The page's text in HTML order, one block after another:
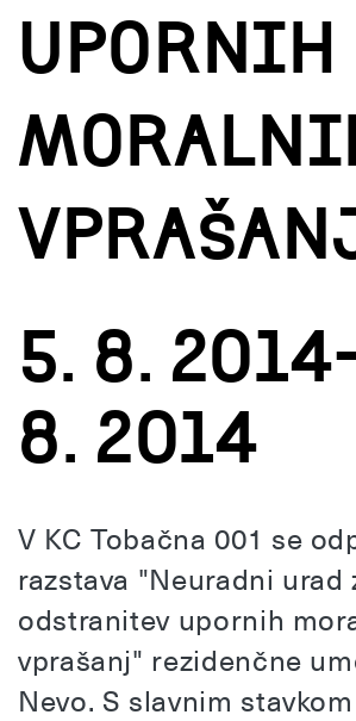
upornih
5. 8.
8. 2014
V KC Tobačna 001 se
razstava "Neuradni urad
odstranitev upornih
vprašanj" rezidenčne
Nevo. S slavnim